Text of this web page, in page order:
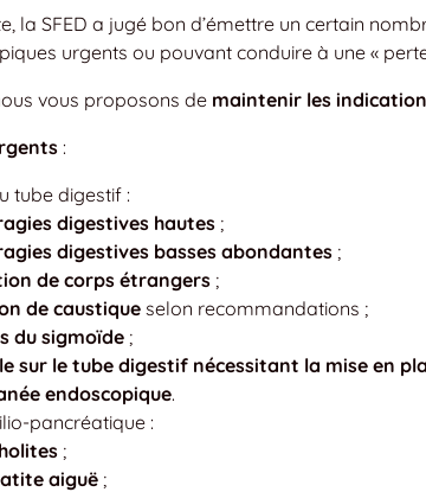
la SFED a jugé bon d’émettre un certain
urgents ou pouvant conduire à une «
vous proposons de maintenir les
:
tube digestif :
digestives hautes ;
digestives basses abondantes ;
de corps étrangers ;
de caustique selon recommandations ;
du sigmoïde ;
sur le tube digestif nécessitant la mise en
endoscopique.
pancréatique :
;
aiguë ;